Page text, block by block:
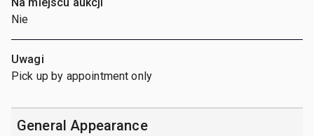
Nie
Uwagi
Pick up by appointment only
General Appearance